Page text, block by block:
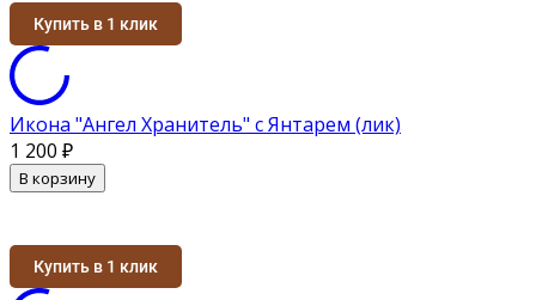
Купить в 1 клик
Икона "Ангел Хранитель" с Янтарем (лик)
1 200 ₽
В корзину
Купить в 1 клик